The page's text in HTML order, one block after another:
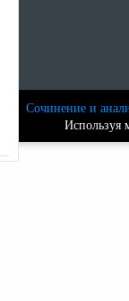
Сочинение и
Используя